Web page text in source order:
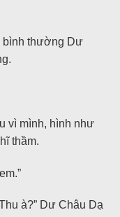
bình thường Dư
vì mình, hình như
thầm.
à?” Dư Châu Dạ